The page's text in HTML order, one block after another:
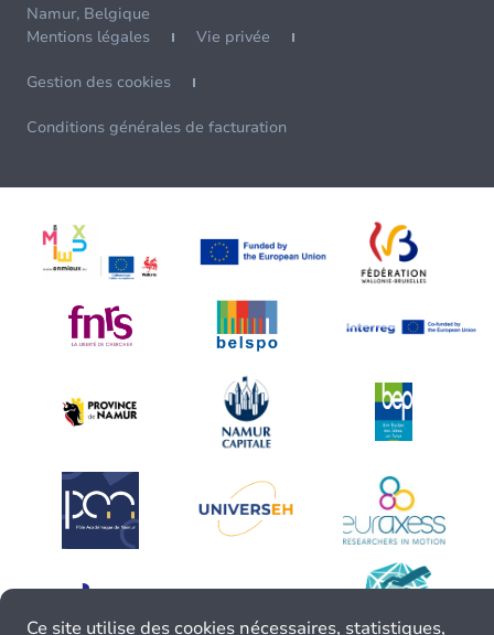
Namur, Belgique
Mentions légales
Vie privée
Gestion des cookies
Conditions générales de facturation
Ce site utilise des cookies nécessaires, statistiques,